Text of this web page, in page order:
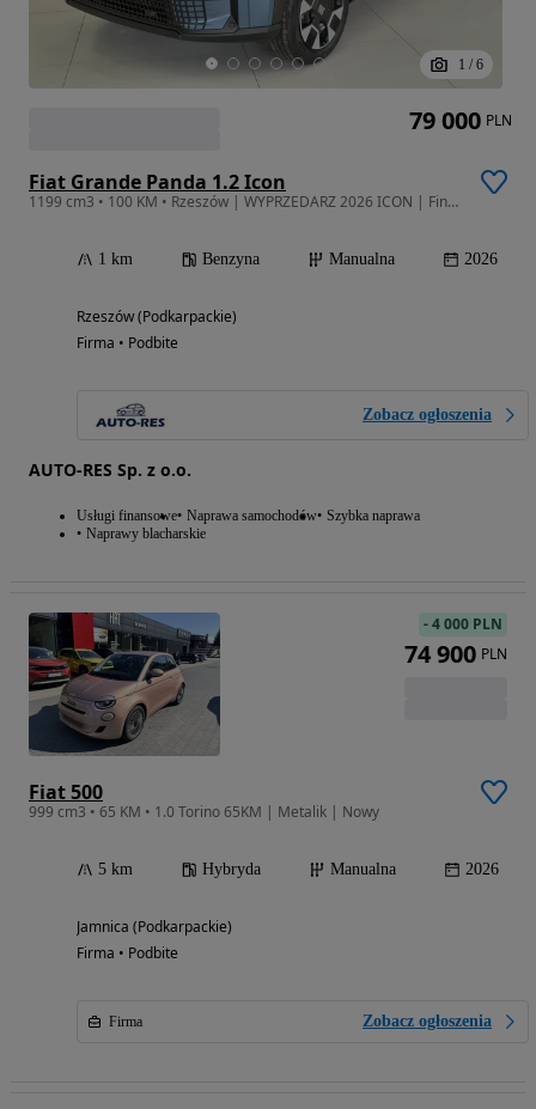
1 / 6
Fiat Grande Panda 1.2 Icon
1199 cm3 • 100 KM • Rzeszów | WYPRZEDARZ 2026 ICON | Finansowanie 0%| manual
1 km Benzyna Manualna 2026
Rzeszów (Podkarpackie)
Firma • Podbite
Zobacz ogłoszenia
AUTO-RES Sp. z o.o.
Usługi finansowe Naprawa samochodów Szybka naprawa
Naprawy blacharskie
79 000 PLN
Fiat 500
999 cm3 • 65 KM • 1.0 Torino 65KM | Metalik | Nowy
5 km Hybryda Manualna 2026
Jamnica (Podkarpackie)
Firma • Podbite
Firma Zobacz ogłoszenia
-4 000 PLN
74 900 PLN